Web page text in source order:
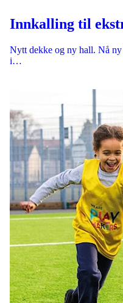
Innkalling til
Nytt dekke og ny hall. Nå
i…